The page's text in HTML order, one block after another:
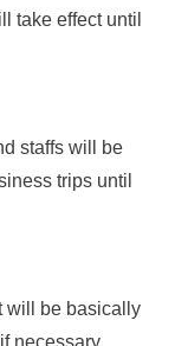
take effect until
staffs will be
trips until
will be basically
necessary.